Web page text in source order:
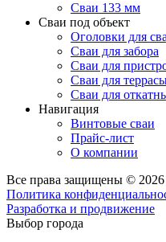
Сваи 133 мм
Сваи под объект
Оголовки для
Сваи для забора
Сваи для
Сваи для
Сваи для
Навигация
Винтовые сваи
Прайс-лист
О компании
Все права защищены © 2026
Политика
Разработка и продвижение
Выбор города